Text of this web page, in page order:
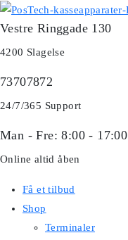
Skip
to
content
Vestre Ringgade 130
4200 Slagelse
73707872
24/7/365 Support
Man - Fre: 8:00 - 17:00
Online altid åben
Få et tilbud
Shop
Terminaler